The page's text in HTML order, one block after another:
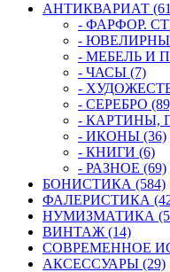
АНТИКВАРИАТ
- ФАРФОР.
-
- МЕБЕЛЬ И
- ЧАСЫ (7)
-
- СЕРЕБРО
- КАРТИНЫ,
- ИКОНЫ (36)
- КНИГИ (6)
- РАЗНОЕ (69)
БОНИСТИКА (584)
ФАЛЕРИСТИКА
НУМИЗМАТИКА
ВИНТАЖ (14)
СОВРЕМЕННОЕ
АКСЕССУАРЫ (29)